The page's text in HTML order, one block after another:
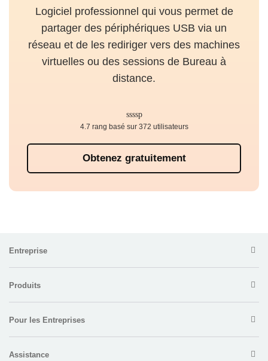
Logiciel professionnel qui vous permet de
partager des périphériques USB via un
réseau et de les rediriger vers des machines
virtuelles ou des sessions de Bureau à
distance.
Obtenez gratuitement
4.7 rang basé sur 372 utilisateurs
Entreprise
Produits
Pour les Entreprises
Assistance